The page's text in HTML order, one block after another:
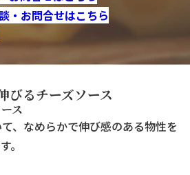
・お問合せはこちら
びるチーズソース
ス
、なめらかで伸び感のある物性を
。